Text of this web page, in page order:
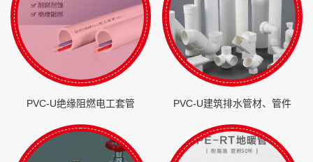
PVC-U绝缘阻燃电工套管 PVC-U建筑排水管材、管件